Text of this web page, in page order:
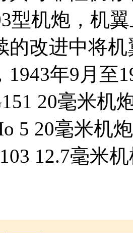
型机炮，机
的改进中将
1943年9月至
20毫米机
5 20毫米机
12.7毫米